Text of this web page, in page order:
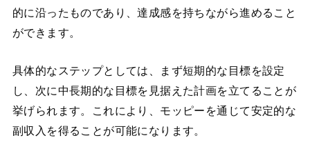
的に沿ったものであり、達成感を持ちながら進めること
ができます。
具体的なステップとしては、まず短期的な目標を設定
し、次に中長期的な目標を見据えた計画を立てることが
挙げられます。これにより、モッピーを通じて安定的な
副収入を得ることが可能になります。